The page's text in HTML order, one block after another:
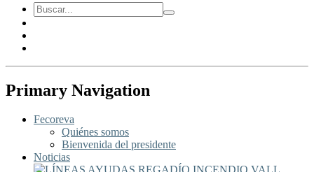
Primary Navigation
Fecoreva
Quiénes somos
Bienvenida del presidente
Noticias